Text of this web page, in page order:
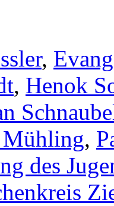
,
, Henok
,
des